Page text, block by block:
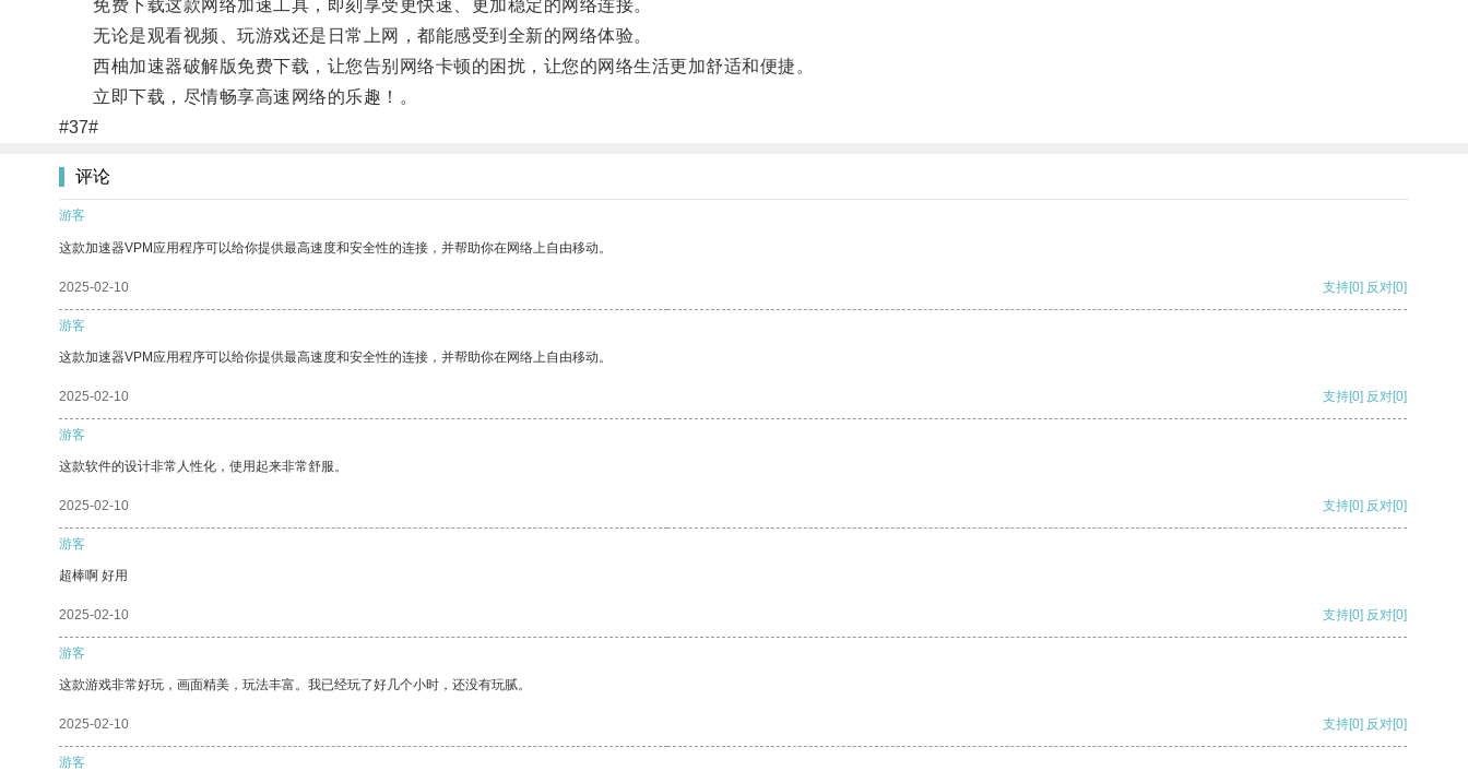
免费下载这款网络加速工具，即刻享受更快速、更加稳定的网络连接。
无论是观看视频、玩游戏还是日常上网，都能感受到全新的网络体验。
西柚加速器破解版免费下载，让您告别网络卡顿的困扰，让您的网络生活更加舒适和便捷。
立即下载，尽情畅享高速网络的乐趣！。
#37#
评论
游客
这款加速器VPM应用程序可以给你提供最高速度和安全性的连接，并帮助你在网络上自由移动。
2025-02-10 支持[0] 反对[0]
游客
这款加速器VPM应用程序可以给你提供最高速度和安全性的连接，并帮助你在网络上自由移动。
2025-02-10 支持[0] 反对[0]
游客
这款软件的设计非常人性化，使用起来非常舒服。
2025-02-10 支持[0] 反对[0]
游客
超棒啊 好用
2025-02-10 支持[0] 反对[0]
游客
这款游戏非常好玩，画面精美，玩法丰富。我已经玩了好几个小时，还没有玩腻。
2025-02-10 支持[0] 反对[0]
游客